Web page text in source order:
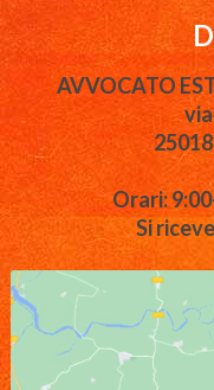
AVVOCATO
Orari:
Si